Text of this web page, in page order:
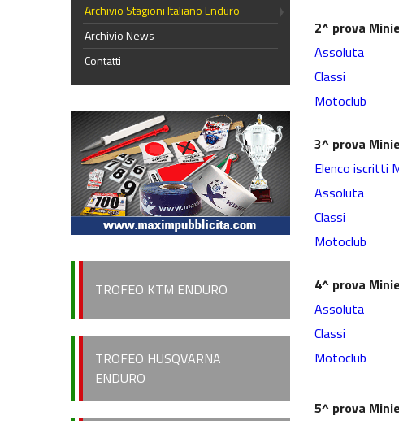
2^ prova
Assoluta
Classi
Motoclub
3^ prova
Elenco iscritti
Assoluta
Classi
Motoclub
4^ prova
Assoluta
Classi
Motoclub
5^ prova
Archivio Stagioni Italiano Enduro
Archivio News
Contatti
TROFEO KTM ENDURO
TROFEO HUSQVARNA
ENDURO